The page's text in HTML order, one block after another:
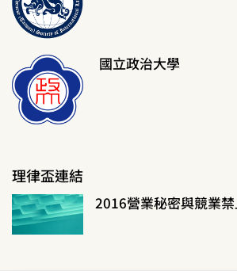
國立政治大學
理律盃連結
2016營業秘密與競業